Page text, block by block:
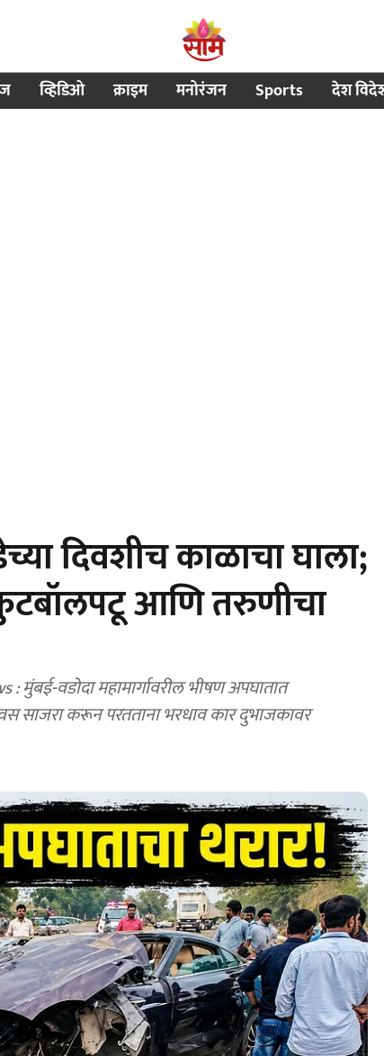
व्हिडिओ क्राइम मनोरंजन Sports देश
दिवशीच काळाचा घाला;
आणि तरुणीचा
वडोदा महामार्गावरील भीषण अपघातात
साजरा करून परतताना भरधाव कार दुभाजकावर